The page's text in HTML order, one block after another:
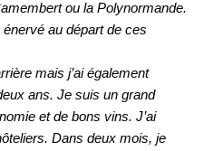
ou la Polynormande.
énervé au départ de ces
mais j’ai également
ans. Je suis un grand
et de bons vins. J’ai
Dans deux mois, je